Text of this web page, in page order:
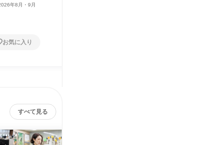
年8月・9月
お気に入り
すべて見る